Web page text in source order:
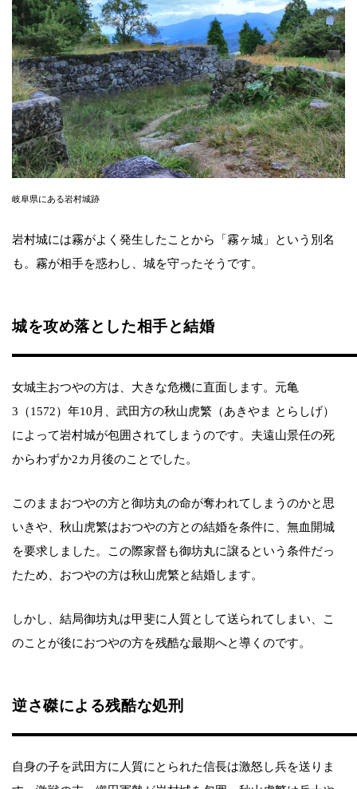
岐阜県にある岩村城跡
岩村城には霧がよく発生したことから「霧ヶ城」という別名
も。霧が相手を惑わし、城を守ったそうです。
城を攻め落とした相手と結婚
女城主おつやの方は、大きな危機に直面します。元亀
3（1572）年10月、武田方の秋山虎繁（あきやま とらしげ）
によって岩村城が包囲されてしまうのです。夫遠山景任の死
からわずか2カ月後のことでした。
このままおつやの方と御坊丸の命が奪われてしまうのかと思
いきや、秋山虎繁はおつやの方との結婚を条件に、無血開城
を要求しました。この際家督も御坊丸に譲るという条件だっ
たため、おつやの方は秋山虎繁と結婚します。
しかし、結局御坊丸は甲斐に人質として送られてしまい、こ
のことが後におつやの方を残酷な最期へと導くのです。
逆さ磔による残酷な処刑
自身の子を武田方に人質にとられた信長は激怒し兵を送りま